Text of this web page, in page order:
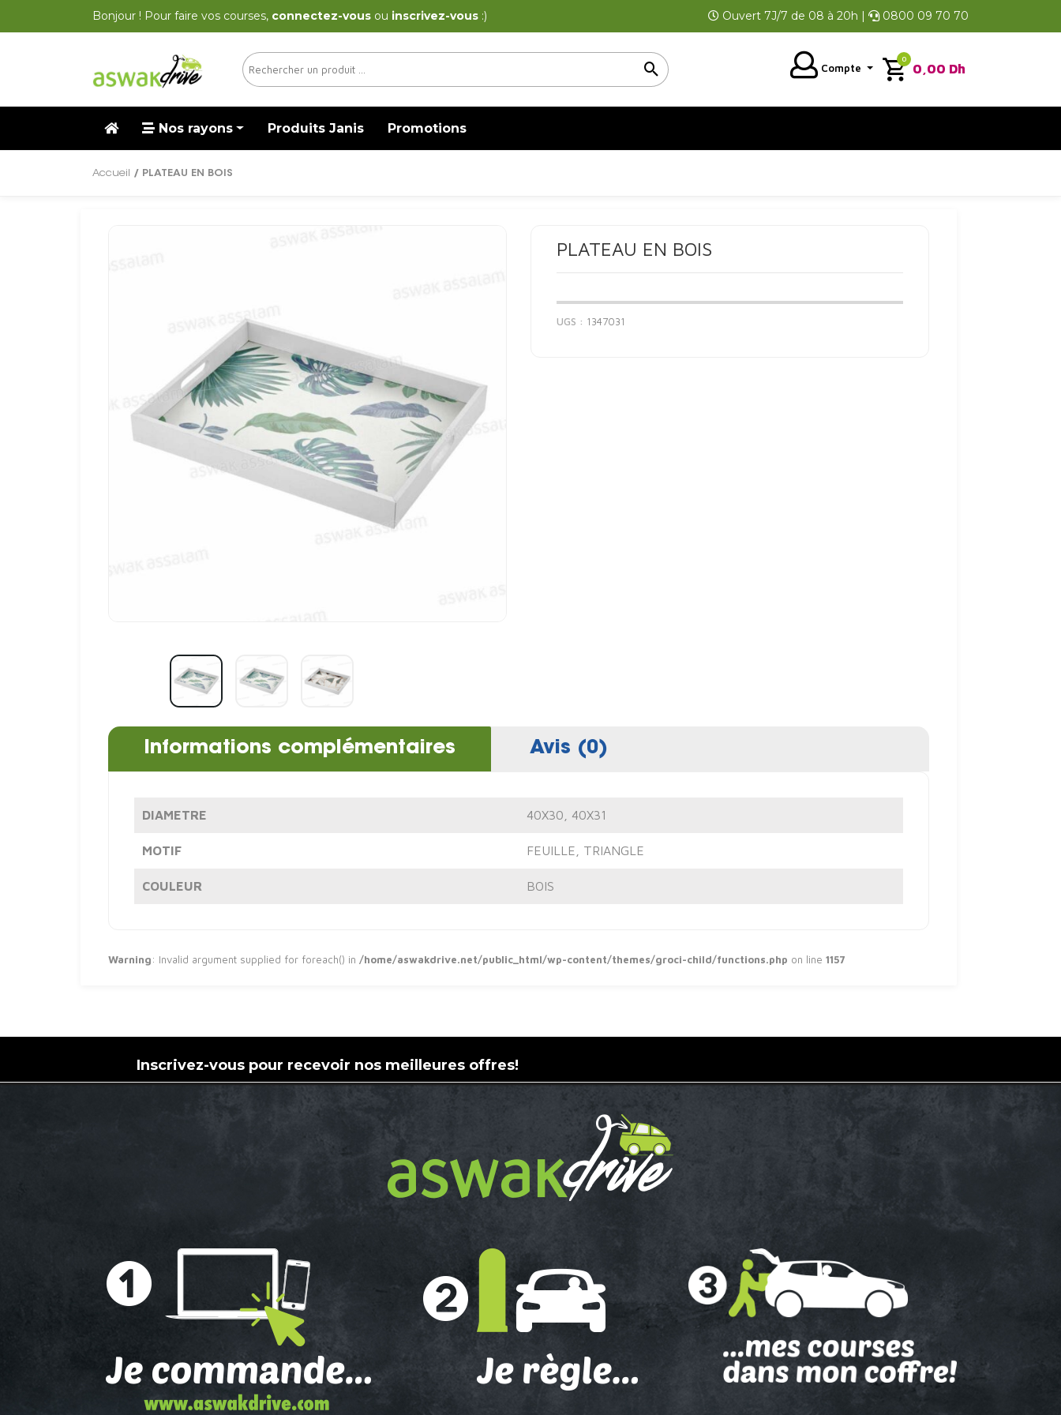
Bonjour ! Pour faire vos courses, connectez-vous ou inscrivez-vous :) Ouvert 7J/7 de 08 à 20h | 0800 09 70 70
Compte 0,00 Dh
0
Nos rayons Produits Janis Promotions
Accueil / PLATEAU EN BOIS
PLATEAU EN BOIS
UGS : 1347031
Informations complémentaires Avis (0)
DIAMETRE 40X30 40X31
MOTIF FEUILLE TRIANGLE
COULEUR BOIS
Warning: Invalid argument supplied for foreach() in /home/aswakdrive.net/public_html/wp-content/themes/groci-child/functions.php on line 1157
Inscrivez-vous pour recevoir nos meilleures offres!